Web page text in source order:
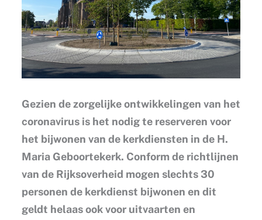
Gezien de zorgelijke ontwikkelingen van het
coronavirus is het nodig te reserveren voor
het bijwonen van de kerkdiensten in de H.
Maria Geboortekerk. Conform de richtlijnen
van de Rijksoverheid mogen slechts 30
personen de kerkdienst bijwonen en dit
geldt helaas ook voor uitvaarten en